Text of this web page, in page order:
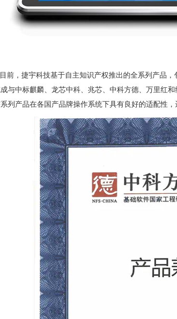
目前，捷宇科技基于自主知识产权推出的全系列产品
与中标麒麟、龙芯中科、兆芯、中科方德、万里红
列产品在各国产品牌操作系统下具有良好的适配性